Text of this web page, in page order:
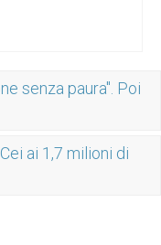
senza paura". Poi
ai 1,7 milioni di